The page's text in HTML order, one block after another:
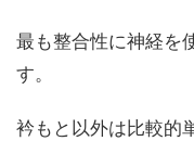
最も整合性に神経を
す。
衿もと以外は比較的